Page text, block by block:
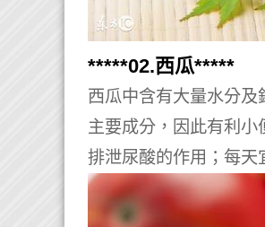
*****02.西瓜*****
西瓜中含有大量水分
主要成分，因此有利
排泄尿酸的作用；每天